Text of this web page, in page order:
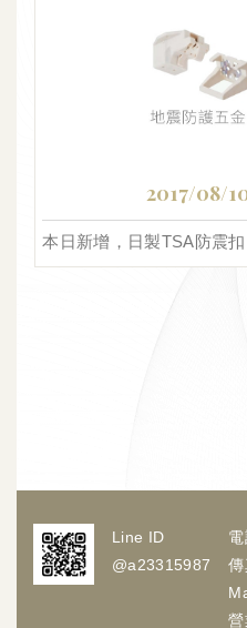
2017/08/
Line ID
@a23315987
營